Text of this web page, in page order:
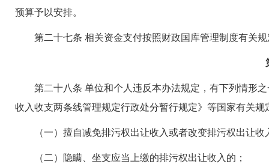
预算予以安排。
第二十七条 相关资金支付按照财政国库管理制度有关规
第二十八条 单位和个人违反本办法规定，有下列情形之
收入收支两条线管理规定行政处分暂行规定》等国家有关
（一）擅自减免排污权出让收入或者改变排污权出让收
（二）隐瞒、坐支应当上缴的排污权出让收入的；